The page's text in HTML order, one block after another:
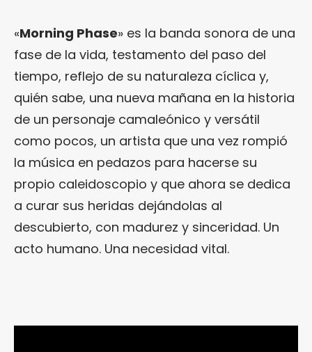
«Morning Phase» es la banda sonora de una
fase de la vida, testamento del paso del
tiempo, reflejo de su naturaleza cíclica y,
quién sabe, una nueva mañana en la historia
de un personaje camaleónico y versátil
como pocos, un artista que una vez rompió
la música en pedazos para hacerse su
propio caleidoscopio y que ahora se dedica
a curar sus heridas dejándolas al
descubierto, con madurez y sinceridad. Un
acto humano. Una necesidad vital.